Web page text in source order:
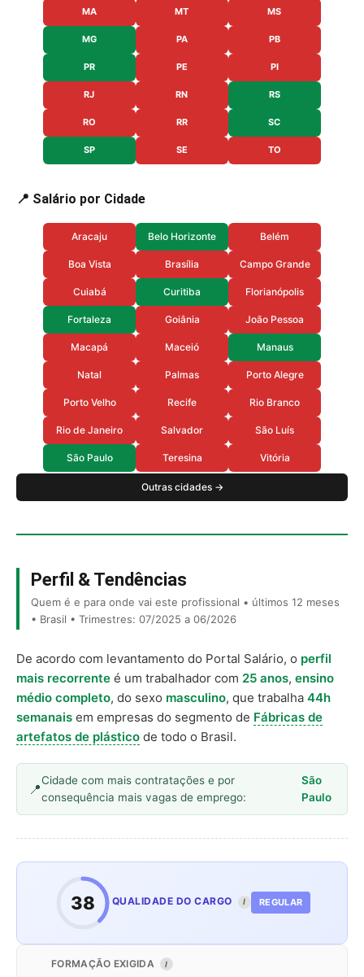
MA MT MS
MG PA PB
PR PE PI
RJ RN RS
RO RR SC
SP SE TO
📍 Salário por Cidade
Aracaju Belo Horizonte Belém
Boa Vista Brasília Campo Grande
Cuiabá Curitiba Florianópolis
Fortaleza Goiânia João Pessoa
Macapá Maceió Manaus
Natal Palmas Porto Alegre
Porto Velho Recife Rio Branco
Rio de Janeiro Salvador São Luís
São Paulo Teresina Vitória
Outras cidades →
Perfil & Tendências
Quem é e para onde vai este profissional • últimos 12 meses
• Brasil • Trimestres: 07/2025 a 06/2026
De acordo com levantamento do Portal Salário, o perfil
mais recorrente é um trabalhador com 25 anos, ensino
médio completo, do sexo masculino, que trabalha 44h
semanais em empresas do segmento de Fábricas de
artefatos de plástico de todo o Brasil.
Cidade com mais contratações e por
consequência mais vagas de emprego:
São
Paulo
38 QUALIDADE DO CARGO I REGULAR
FORMAÇÃO EXIGIDA I